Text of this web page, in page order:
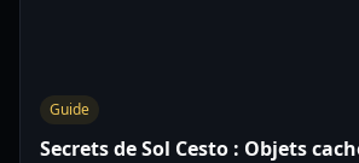
Guide
Secrets de Sol Cesto : Objets